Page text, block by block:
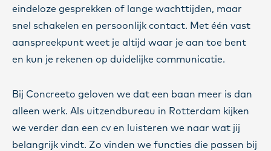
eindeloze gesprekken of lange wachttijden, maar
snel schakelen en persoonlijk contact. Met één vast
aanspreekpunt weet je altijd waar je aan toe bent
en kun je rekenen op duidelijke communicatie.
Bij Concreeto geloven we dat een baan meer is dan
alleen werk. Als uitzendbureau in Rotterdam kijken
we verder dan een cv en luisteren we naar wat jij
belangrijk vindt. Zo vinden we functies die passen bij